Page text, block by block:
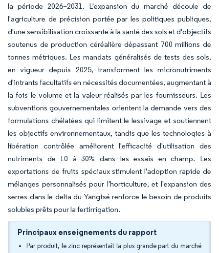
la période 2026–2031. L'expansion du marché découle de
l'agriculture de précision portée par les politiques publiques,
d'une sensibilisation croissante à la santé des sols et d'objectifs
soutenus de production céréalière dépassant 700 millions de
tonnes métriques. Les mandats généralisés de tests des sols,
en vigueur depuis 2025, transforment les micronutriments
d'intrants facultatifs en nécessités documentées, augmentant à
la fois le volume et la valeur réalisés par les fournisseurs. Les
subventions gouvernementales orientent la demande vers des
formulations chélatées qui limitent le lessivage et soutiennent
les objectifs environnementaux, tandis que les technologies à
libération contrôlée améliorent l'efficacité d'utilisation des
nutriments de 10 à 30% dans les essais en champ. Les
exportations de fruits spéciaux stimulent l'adoption rapide de
mélanges personnalisés pour l'horticulture, et l'expansion des
serres dans le delta du Yangtsé renforce le besoin de produits
solubles prêts pour la fertirrigation.
Principaux enseignements du rapport
Par produit, le zinc représentait la plus grande part du marché